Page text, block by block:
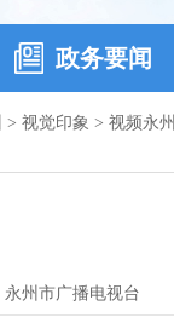
政务要闻
> 视觉印象 > 视频永州
永州市广播电视台